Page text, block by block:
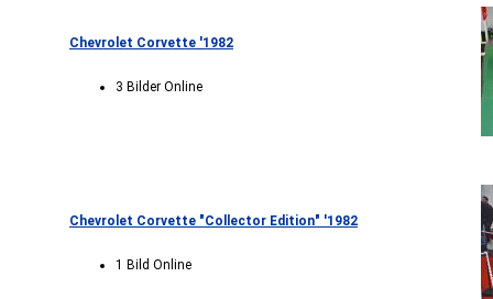
Chevrolet Corvette '1982
3 Bilder Online
Chevrolet Corvette "Collector Edition" '1982
1 Bild Online